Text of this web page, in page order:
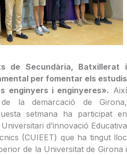
de Secundària, Batxillerat i
per fomentar els estudis
enginyers i enginyeres». Així
la demarcació de Girona,
setmana ha participat en
d’innovació Educativa
(CUIEET) que ha tingut lloc
de la Universitat de Girona i